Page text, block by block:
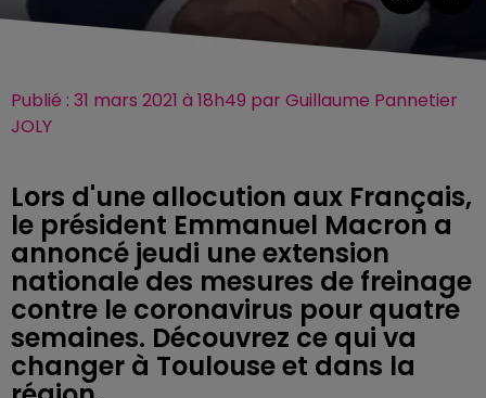
Publié : 31 mars 2021 à 18h49 par Guillaume Pannetier
JOLY
Lors d'une allocution aux Français,
le président Emmanuel Macron a
annoncé jeudi une extension
nationale des mesures de freinage
contre le coronavirus pour quatre
semaines. Découvrez ce qui va
changer à Toulouse et dans la